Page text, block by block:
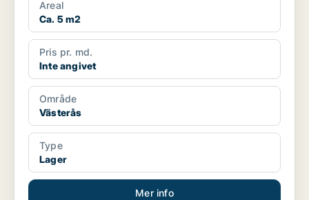
Areal
Ca. 5 m2
Pris pr. md.
Inte angivet
Område
Västerås
Type
Lager
Mer info